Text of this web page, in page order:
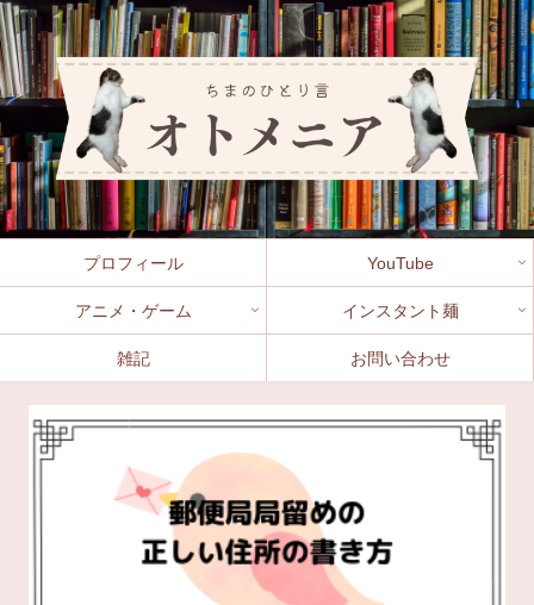
プロフィール YouTube
アニメ・ゲーム インスタント麺
雑記 お問い合わせ